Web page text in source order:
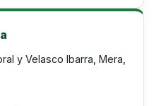
y Velasco Ibarra, Mera,